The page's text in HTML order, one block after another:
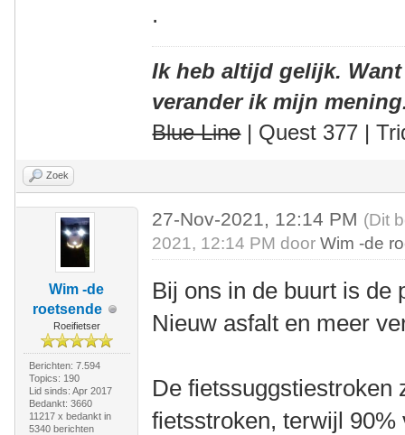
.
Ik heb altijd gelijk.
verander ik mijn
Blue Line| Quest 377 |
Zoek
Wim -de
roetsende
Roeifietser
Berichten: 7.594
Topics: 190
Lid sinds: Apr 2017
Bedankt: 3660
11217 x bedankt in
5340 berichten
27-Nov-2021, 12:14 PM (Dit
2021, 12:14 PM doorWim -de
Bij ons in de buurt is de
Nieuw asfalt en meer
De fietssuggstiestroken
fietsstroken, terwijl